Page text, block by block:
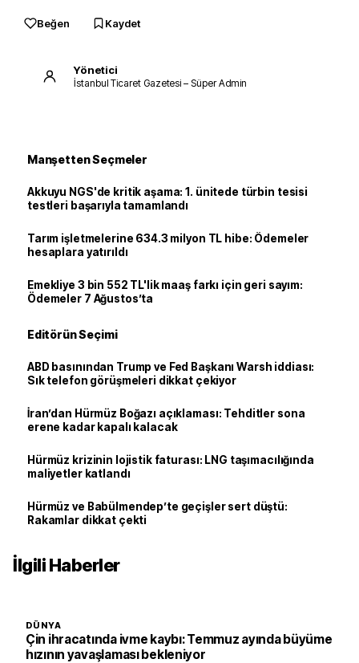
Beğen Kaydet
Yönetici
İstanbul Ticaret Gazetesi – Süper Admin
Manşetten Seçmeler
Akkuyu NGS'de kritik aşama: 1. ünitede türbin tesisi
testleri başarıyla tamamlandı
Tarım işletmelerine 634.3 milyon TL hibe: Ödemeler
hesaplara yatırıldı
Emekliye 3 bin 552 TL'lik maaş farkı için geri sayım:
Ödemeler 7 Ağustos’ta
Editörün Seçimi
ABD basınından Trump ve Fed Başkanı Warsh iddiası:
Sık telefon görüşmeleri dikkat çekiyor
İran’dan Hürmüz Boğazı açıklaması: Tehditler sona
erene kadar kapalı kalacak
Hürmüz krizinin lojistik faturası: LNG taşımacılığında
maliyetler katlandı
Hürmüz ve Babülmendep’te geçişler sert düştü:
Rakamlar dikkat çekti
İlgili Haberler
DÜNYA
Çin ihracatında ivme kaybı: Temmuz ayında büyüme
hızının yavaşlaması bekleniyor